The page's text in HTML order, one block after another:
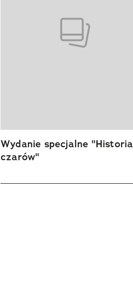
Wydanie specjalne "Historia
czarów"